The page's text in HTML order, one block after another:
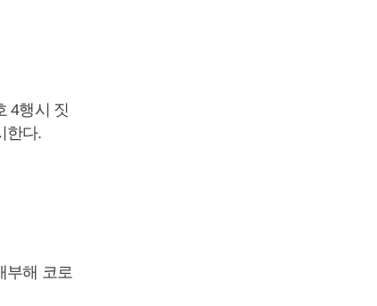
4행시 짓
한다.
부해 코로